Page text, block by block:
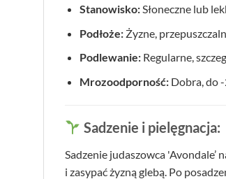
Stanowisko:Słoneczne lub
Podłoże:Żyzne,
Podlewanie:Regularne,
Mrozoodporność:Dobra, do -
Sadzenie i pielęgnacja:
Sadzenie judaszowca
i zasypać żyzną glebą. Po